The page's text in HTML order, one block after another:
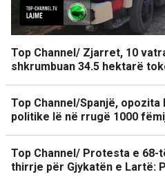
Top Channel/ Zjarret, 10
shkrumbuan 34.5 hektarë
Top Channel/Spanjë,
politike lë në rrugë 1000
Top Channel/ Protesta e
thirrje për Gjykatën e Lartë: